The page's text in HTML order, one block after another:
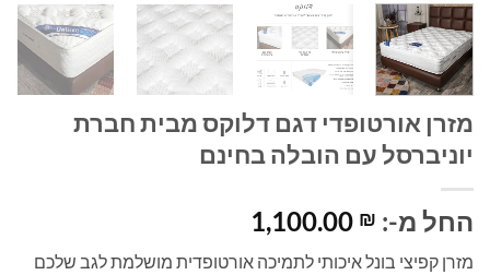
מזרן אורטופדי דגם דלוקס מבית חברת
יוניברסל עם הובלה בחינם
החל מ-: 1,100.00 ₪
מזרן קפיצי בונל איכותי לתמיכה אורטופדית מושלמת לגב שלכם